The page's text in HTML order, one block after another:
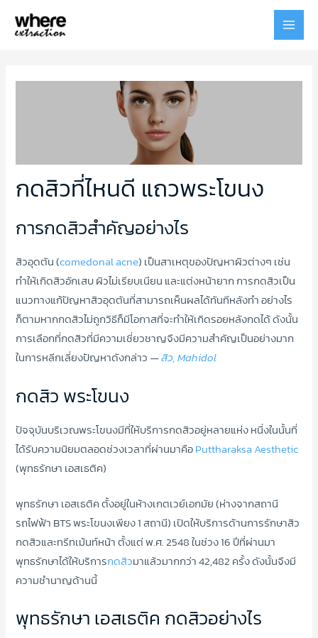
MAIN
กดสิวที่ไหนดี แถวพระโขนง
การกดสิวสำคัญอย่างไร
สิวอุดตัน (comedonal acne) เป็นสาเหตุของปัญหาผิวต่างๆ เช่น
ทำให้เกิดสิวอักเสบ ผิวไม่เรียบเนียน และแต่งหน้ายาก การกดสิวเป็น
แนวทางแก้ปัญหาสิวอุดตันที่สามารถเห็นผลได้ทันทีหลังทำ อย่างไร
ก็ตามหากกดสิวไม่ถูกวิธีก็มีโอกาสที่จะทำให้เกิดรอยหลังกดได้ ดังนั้น
การเลือกที่กดสิวที่มีความเชี่ยวชาญจึงมีความสำคัญเป็นอย่างมาก
ในการหลีกเลี่ยงปัญหาดังกล่าว—สิว, Mahidol
กดสิว พระโขนง
ปัจจุบันบริเวณพระโขนงมีที่ให้บริการกดสิวอยู่หลายแห่ง หนึ่งในนั้นที่
ได้รับความนิยมตลอดช่วงเวลาที่ผ่านมาคือPuttharaksa Aesthetic
(พุทธรักษา เอสเธติค)
พุทธรักษา เอสเธติค ตั้งอยู่ในห้างเกตเวย์เอกมัย (ห่างจากสถานี
รถไฟฟ้า BTS พระโขนงเพียง 1 สถานี) เปิดให้บริการด้านการรักษาสิว
กดสิวและทรีทเม้นท์หน้า ตั้งแต่ พ.ศ. 2548 ในช่วง 16 ปีที่ผ่านมา
พุทธรักษาได้ให้บริการกดสิวมาแล้วมากกว่า 42,482 ครั้ง ดังนั้นจึงมี
ความชำนาญด้านนี้
พุทธรักษา เอสเธติค กดสิวอย่างไร